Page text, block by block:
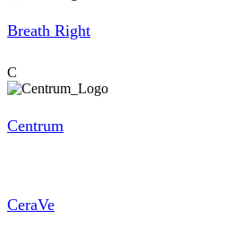
Breath Right
C
Centrum
CeraVe